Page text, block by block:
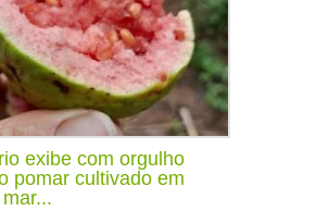
exibe com orgulho
pomar cultivado em